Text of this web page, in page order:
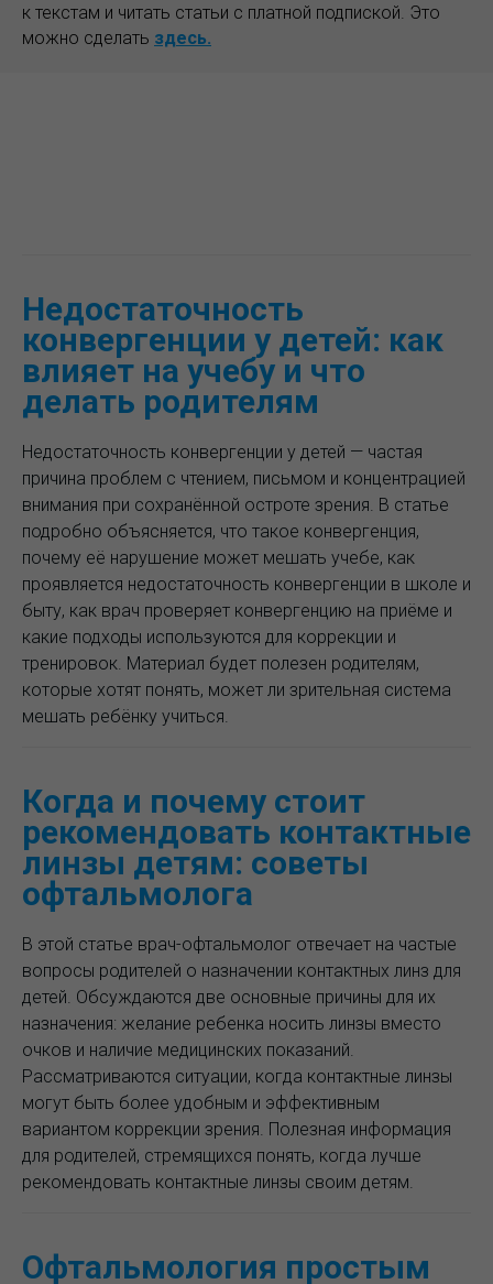
к текстам и читать статьи с платной подпиской. Это
можно сделать здесь.
Недостаточность
конвергенции у детей: как
влияет на учебу и что
делать родителям
Недостаточность конвергенции у детей — частая
причина проблем с чтением, письмом и концентрацией
внимания при сохранённой остроте зрения. В статье
подробно объясняется, что такое конвергенция,
почему её нарушение может мешать учебе, как
проявляется недостаточность конвергенции в школе и
быту, как врач проверяет конвергенцию на приёме и
какие подходы используются для коррекции и
тренировок. Материал будет полезен родителям,
которые хотят понять, может ли зрительная система
мешать ребёнку учиться.
Когда и почему стоит
рекомендовать контактные
линзы детям: советы
офтальмолога
В этой статье врач-офтальмолог отвечает на частые
вопросы родителей о назначении контактных линз для
детей. Обсуждаются две основные причины для их
назначения: желание ребенка носить линзы вместо
очков и наличие медицинских показаний.
Рассматриваются ситуации, когда контактные линзы
могут быть более удобным и эффективным
вариантом коррекции зрения. Полезная информация
для родителей, стремящихся понять, когда лучше
рекомендовать контактные линзы своим детям.
Офтальмология простым